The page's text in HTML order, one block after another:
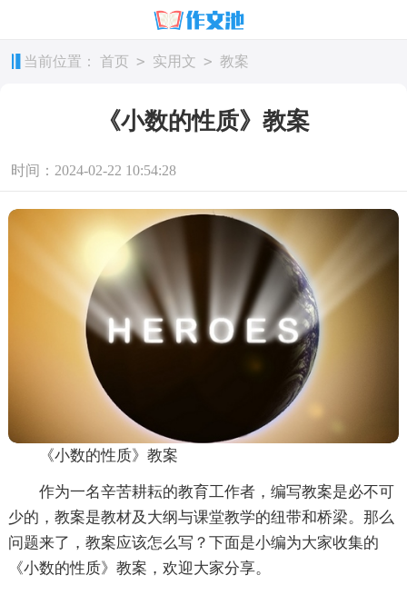
当前位置： 首页 > 实用文 > 教案
《小数的性质》教案
时间：2024-02-22 10:54:28
《小数的性质》教案
作为一名辛苦耕耘的教育工作者，编写教案是必不可
少的，教案是教材及大纲与课堂教学的纽带和桥梁。那么
问题来了，教案应该怎么写？下面是小编为大家收集的
《小数的性质》教案，欢迎大家分享。